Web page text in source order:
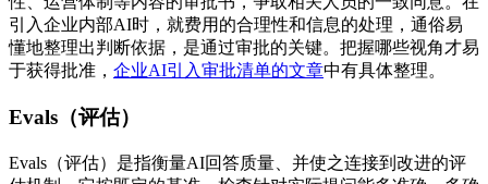
引入企业内部AI时，就费用的合理性和信息的处理，通俗易
懂地整理出判断依据，是通过审批的关键。把握哪些视角才易
于获得批准， 企业AI引入审批清单的文章中有具体整理。
Evals（评估）
Evals（评估）是指衡量AI回答质量、并使之连接到改进的评